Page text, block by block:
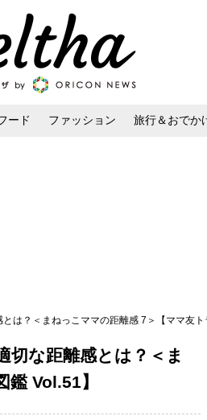
ード ファッション 旅行＆おでか
は？＜まねっこママの距離感 7＞【ママ友ト
切な距離感とは？＜ま
Vol.51】